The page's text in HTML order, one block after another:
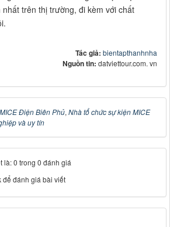
trên thị trường, đi kèm với chất
Tác giả: bientapthanhnha
Nguồn tin: datviettour.com. vn
Điện Biên Phủ, Nhà tổ chức sự kiện MICE
và uy tín
là: 0 trong 0 đánh giá
để đánh giá bài viết